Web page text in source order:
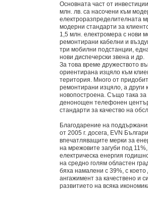
Основната част от
млн. лв. са насочени към
електроразпределителната
модерни стандарти за
1,5 млн. електромерa с нови
ремонтирани кабелни и
три мобилни подстанции,
нови диспечерски звена и др.
За това време дружеството
ориентирана изцяло към
територия. Много от
ремонтирани изцяло, а други
новопостроена. Също така
денонощен телефонен
стандарти за качество на
Благодарение на
от 2005 г. досега, EVN
впечатляващите мерки за
на мрежовите загуби под
електрическа енергия
на средно голям областен
бяха намалени с 39%, с
ангажимент за качествено и
развитието на всяка